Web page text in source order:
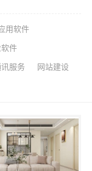
用软件
件
服务 网站建设